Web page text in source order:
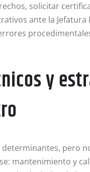
solicitar
ante la Jefatura
y
pero
mantenimiento y